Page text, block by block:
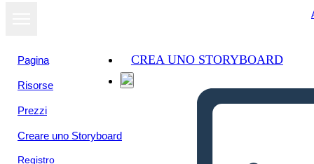
Pagina
Risorse
Prezzi
Creare uno Storyboard
Registro
CREA UNO STORYBOARD